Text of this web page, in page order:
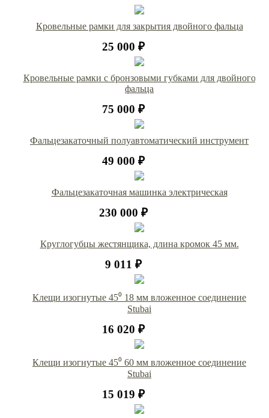
Кровельные рамки для закрытия двойного фальца
25 000 ₽
Кровельные рамки с бронзовыми губками для двойного
фальца
75 000 ₽
Фальцезакаточный полуавтоматический инструмент
49 000 ₽
Фальцезакаточная машинка электрическая
230 000 ₽
Круглогубцы жестянщика, длина кромок 45 мм.
9 011 ₽
Клещи изогнутые 45⁰ 18 мм вложенное соединение
Stubai
16 020 ₽
Клещи изогнутые 45⁰ 60 мм вложенное соединение
Stubai
15 019 ₽